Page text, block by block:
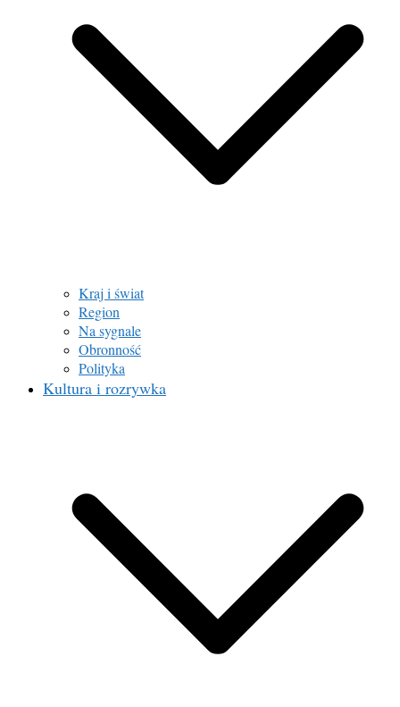
Kraj i świat
Region
Na sygnale
Obronność
Polityka
Kultura i rozrywka